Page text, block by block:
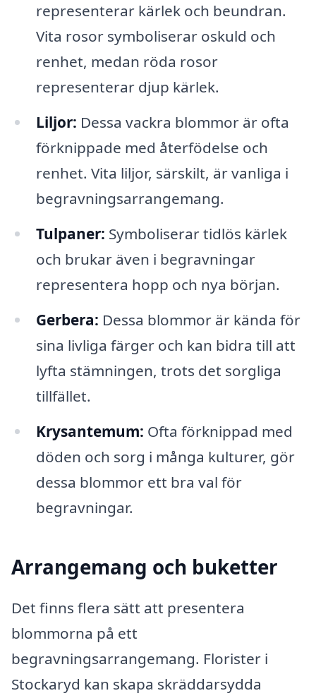
representerar kärlek och beundran.
Vita rosor symboliserar oskuld och
renhet, medan röda rosor
representerar djup kärlek.
Liljor: Dessa vackra blommor är ofta
förknippade med återfödelse och
renhet. Vita liljor, särskilt, är vanliga i
begravningsarrangemang.
Tulpaner: Symboliserar tidlös kärlek
och brukar även i begravningar
representera hopp och nya början.
Gerbera: Dessa blommor är kända för
sina livliga färger och kan bidra till att
lyfta stämningen, trots det sorgliga
tillfället.
Krysantemum: Ofta förknippad med
döden och sorg i många kulturer, gör
dessa blommor ett bra val för
begravningar.
Arrangemang och buketter
Det finns flera sätt att presentera
blommorna på ett
begravningsarrangemang. Florister i
Stockaryd kan skapa skräddarsydda